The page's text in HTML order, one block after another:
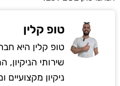
טופ קלין
טופ קלין היא
שירותי
ניקיון